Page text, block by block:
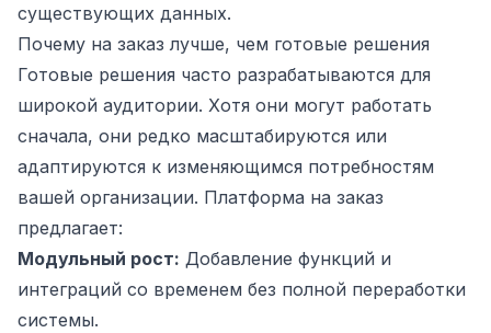
существующих данных.
Почему на заказ лучше, чем готовые решения
Готовые решения часто разрабатываются для
широкой аудитории. Хотя они могут работать
сначала, они редко масштабируются или
адаптируются к изменяющимся потребностям
вашей организации. Платформа на заказ
предлагает:
Модульный рост: Добавление функций и
интеграций со временем без полной переработки
системы.